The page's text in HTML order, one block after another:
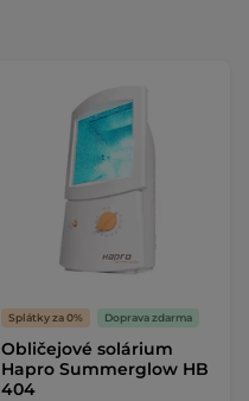
Splátky za 0% Doprava zdarma
Obličejové solárium
Hapro Summerglow HB
404